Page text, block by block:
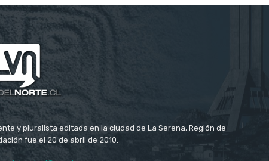
y pluralista editada en la ciudad de La Serena, Región de
fue el 20 de abril de 2010.